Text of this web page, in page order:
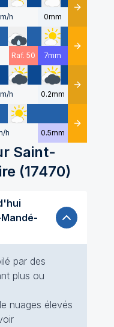
h 0mm Détails
Raf. 50 7mm Détails
h 0.2mm Détails
h 0.5mm Détails
Saint-
(17470)
par des
plus ou
nuages élevés